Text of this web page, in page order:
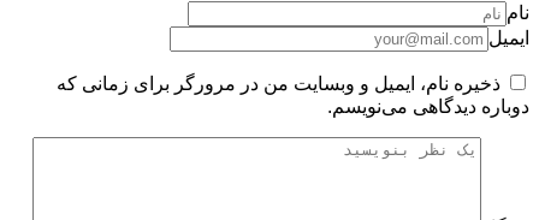
نام
ایمیل
ذخیره نام، ایمیل و وبسایت من در مرورگر برای زمانی که
دوباره دیدگاهی می‌نویسم.